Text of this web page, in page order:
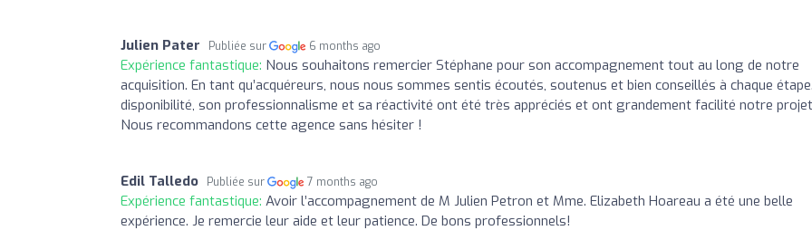
Julien Pater Publiée sur 6 months ago
Expérience fantastique: Nous souhaitons remercier Stéphane pour son accompagnement tout au long de notre
acquisition. En tant qu’acquéreurs, nous nous sommes sentis écoutés, soutenus et bien conseillés à chaque
disponibilité, son professionnalisme et sa réactivité ont été très appréciés et ont grandement facilité notre
Nous recommandons cette agence sans hésiter !
Edil Talledo Publiée sur 7 months ago
Expérience fantastique: Avoir l’accompagnement de M Julien Petron et Mme. Elizabeth Hoareau a été une belle
expérience. Je remercie leur aide et leur patience. De bons professionnels!